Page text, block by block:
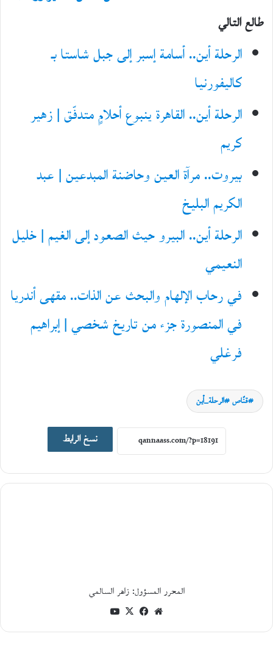
طالع التالي
الرحلة أين.. أسامة إسبر إلى جبل شاستا بـ
كاليفورنيا
الرحلة أين.. القاهرة ينبوع أحلامٍ متدفّق | زهير
كريم
بيروت.. مرآة العين وحاضنة المبدعين | عبد
الكريم البليخ
الرحلة أين.. البيرو حيث الصعود إلى الغيم | خليل
النعيمي
في رحاب الإلهام والبحث عن الذات.. مقهى أندريا
في المنصورة جزء من تاريخ شخصي | إبراهيم
فرغلي
قنّاص #الرحلة_أين
نسخ الرابط
المحرر المسؤول: زاهر السالمي
موقع فيسبوك‫X
سِيَر ورحلات
5
أغسطس،
م